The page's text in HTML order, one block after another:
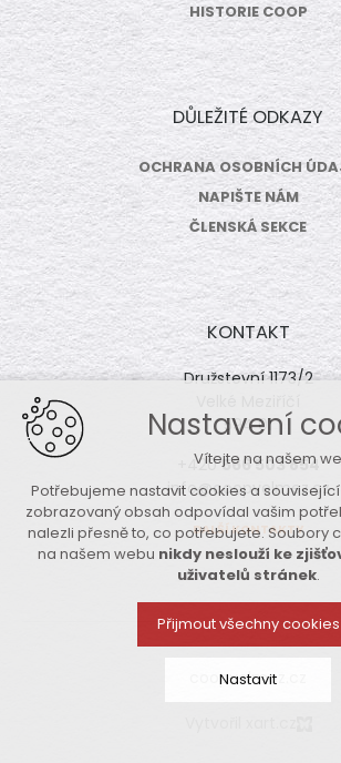
HISTORIE COOP
DŮLEŽITÉ ODKAZY
OCHRANA OSOBNÍCH
NAPIŠTE NÁM
ČLENSKÁ SEKCE
KONTAKT
Družstevní 1173/2
594 01
+420566 503 854
info@coopvelmez.cz
DALŠÍ KONTAKTY
coopvelmez.cz
Nastavení
Vítejte na našem
Potřebujeme nastavit cookies a
zobrazovaný obsah odpovídal vašim
nalezli přesně to, co potřebujete. Soubory
na našem webu nikdy neslouží ke
uživatelů stránek.
Přijmout všechny cookies
Nastavit